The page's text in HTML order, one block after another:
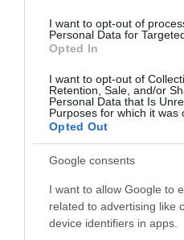
I want to opt-out of
Personal Data for
Opted In
I want to opt-out of
Retention, Sale, and/or
Personal Data that Is
Purposes for which it was
Opted Out
Google consents
I want to allow Google to
related to advertising like
device identifiers in apps.
ΡΟΗ ΕΙΔΗΣΕΩΝ
Το χρηματοδοτούμενο
από την ΕΕ έργο “The
ενισχύει την ασφάλεια
των παιδιών στο
διαδίκτυο
31.07.2026